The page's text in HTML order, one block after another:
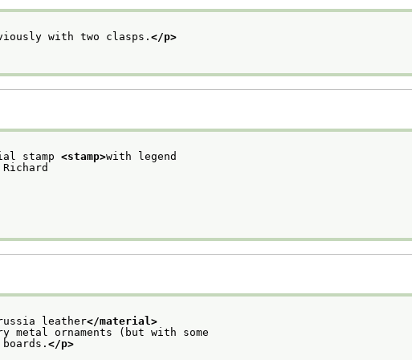
with two clasps. </p>
stamp <stamp>with legend
leather</material>
ornaments (but with some
</p>